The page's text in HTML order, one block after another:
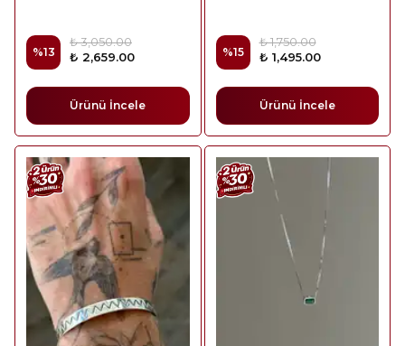
%13
₺ 3,050.00
₺ 2,659.00
Ürünü İncele
%15
₺ 1,750.00
₺ 1,495.00
Ürünü İncele